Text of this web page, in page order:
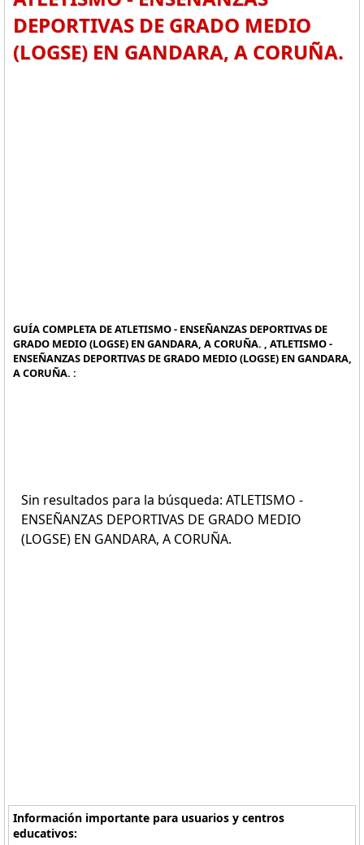
DEPORTIVAS DE GRADO MEDIO
(LOGSE) EN GANDARA, A CORUÑA.
GUÍA COMPLETA DE ATLETISMO - ENSEÑANZAS DEPORTIVAS DE
GRADO MEDIO (LOGSE) EN GANDARA, A CORUÑA. , ATLETISMO -
ENSEÑANZAS DEPORTIVAS DE GRADO MEDIO (LOGSE) EN GANDARA,
A CORUÑA. :
Sin resultados para la búsqueda: ATLETISMO -
ENSEÑANZAS DEPORTIVAS DE GRADO MEDIO
(LOGSE) EN GANDARA, A CORUÑA.
Información importante para usuarios y centros
educativos: